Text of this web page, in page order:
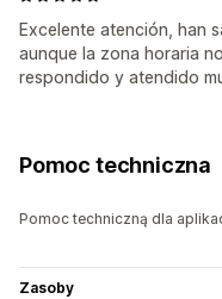
Excelente atención, han
aunque la zona horaria
respondido y atendido
Pomoc techniczna
Pomoc techniczną dla
Zasoby